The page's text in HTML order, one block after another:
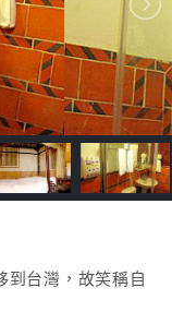
到台灣，故笑稱自